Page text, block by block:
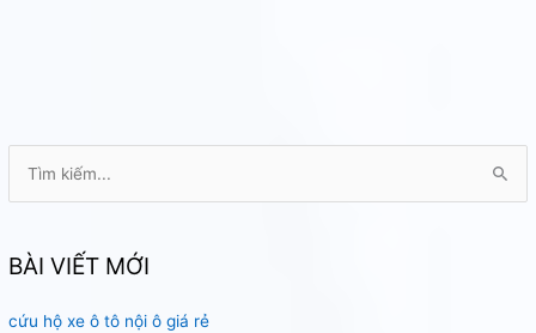
k
ế
BÀI VIẾT MỚI
cứu hộ xe ô tô nội ô giá rẻ